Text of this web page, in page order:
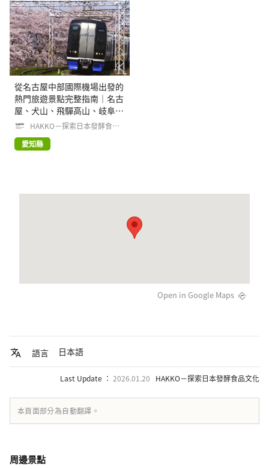
從名古屋中部國際機場出發的
熱門旅遊景點完整指南｜名古
屋、犬山、飛驒高山、岐阜等
地
HAKKO－探索日本發酵食品
愛知縣
Open in Google Maps
語言 日本語
Last Update ： 2026.01.20 HAKKO－探索日本發酵食品文化
本頁面部分為自動翻譯。
周邊景點